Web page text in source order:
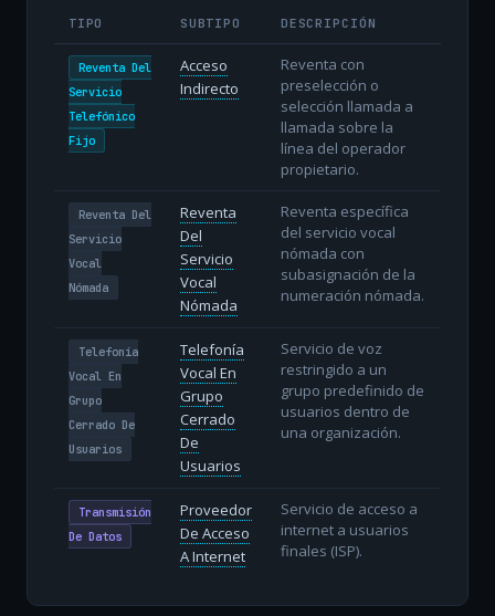
TIPO SUBTIPO DESCRIPCIÓN
Reventa Del
Servicio
Telefónico
Fijo
Acceso
Indirecto
Reventa con
preselección o
selección llamada a
llamada sobre la
línea del operador
propietario.
Reventa Del
Servicio
Vocal
Nómada
Reventa
Del
Servicio
Vocal
Nómada
Reventa específica
del servicio vocal
nómada con
subasignación de la
numeración nómada.
Telefonía
Vocal En
Grupo
Cerrado De
Usuarios
Telefonía
Vocal En
Grupo
Cerrado
De
Usuarios
Servicio de voz
restringido a un
grupo predefinido de
usuarios dentro de
una organización.
Transmisión
De Datos
Proveedor
De Acceso
A Internet
Servicio de acceso a
internet a usuarios
finales (ISP).